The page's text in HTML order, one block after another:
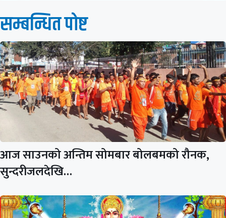
सम्बन्धित पाेष्ट
आज साउनको अन्तिम सोमबार बोलबमको रौनक,
सुन्दरीजलदेखि…